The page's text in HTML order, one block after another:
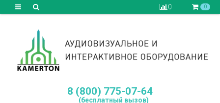
0 0
8 (800) 775-07-64
(бесплатный вызов)